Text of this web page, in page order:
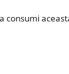
consumi